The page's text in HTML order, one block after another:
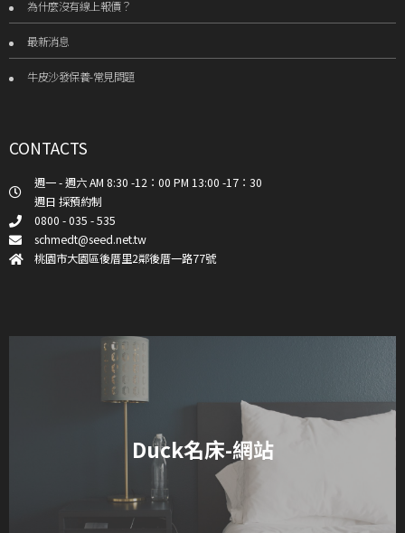
為什麼沒有線上報價？
最新消息
牛皮沙發保養-常見問題
CONTACTS
週一 - 週六 AM 8:30 -12：00 PM 13:00 -17：30
週日 採預約制
0800 - 035 - 535
schmedt@seed.net.tw
桃園市大園區後厝里2鄰後厝一路77號
Duck名床-網站